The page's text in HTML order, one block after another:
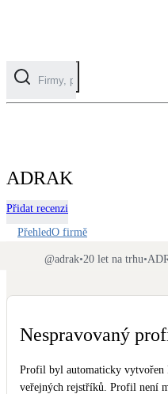
ADRAK
Přidat recenzi
PřehledO firmě
@adrak•20 let na trhu•
Nespravovaný
Profil byl automaticky vytvořen
veřejných rejstříků. Profil není